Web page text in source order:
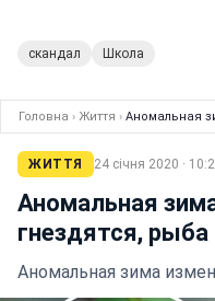
скандал Школа
Головна › Життя › Аномальная
ЖИТТЯ 24 січня 2020 ·
Аномальная
гнездятся, рыба
Аномальная зима